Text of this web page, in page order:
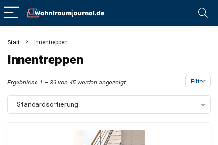
Start Innentreppen
Innentreppen
Filter
Ergebnisse 1 – 36 von 45 werden angezeigt
Standardsortierung